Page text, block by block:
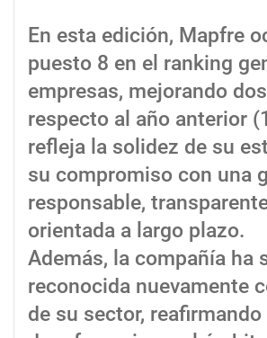
En esta edición, Mapfre
puesto 8 en el ranking
empresas, mejorando
respecto al año anterior
refleja la solidez de su
su compromiso con una
responsable,
orientada a largo plazo.
Además, la compañía ha
reconocida nuevamente
de su sector,